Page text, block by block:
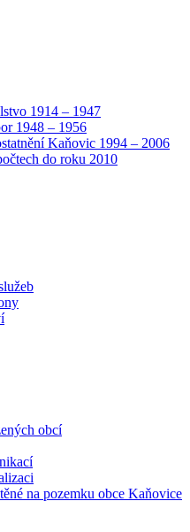
1914 – 1947
1948 – 1956
Kaňovic 1994 – 2006
do roku 2010
obcí
na pozemku obce Kaňovice